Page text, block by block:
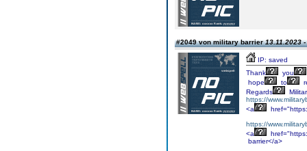
#2049 von military barrier13.11.2023
IP: saved
Thank
you
hope
to
Regards
https://
<a
https://
<a
barrier</a>